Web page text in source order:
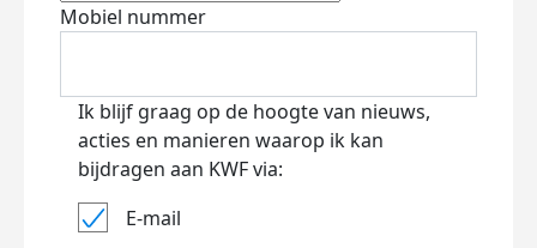
Mobiel nummer
Ik blijf graag op de hoogte van nieuws,
acties en manieren waarop ik kan
bijdragen aan KWF via:
E-mail